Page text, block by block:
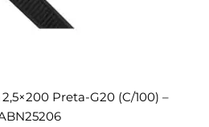
Preta-G20 (c/100) –